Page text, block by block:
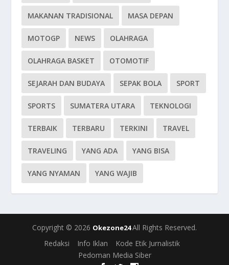
MAKANAN TRADISIONAL MASA DEPAN
MOTOGP NEWS OLAHRAGA
OLAHRAGA BASKET OTOMOTIF
SEJARAH DAN BUDAYA SEPAK BOLA SPORT
SPORTS SUMATERA UTARA TEKNOLOGI
TERBAIK TERBARU TERKINI TRAVEL
TRAVELING YANG ADA YANG BISA
YANG NYAMAN YANG WAJIB
Copyright © 2026 Okezone24All Rights Reserved.
Redaksi
Info Iklan
Kode Etik Jurnalistik
Pedoman Media Siber